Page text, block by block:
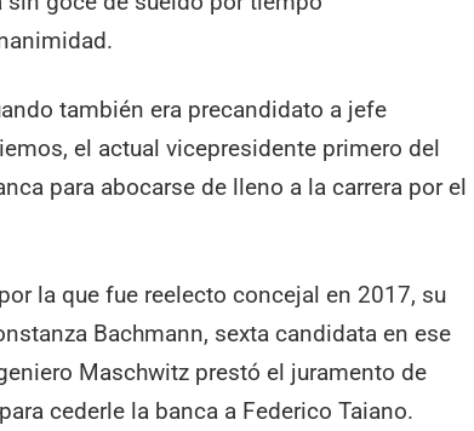
también era precandidato a jefe
el actual vicepresidente primero del
para abocarse de lleno a la carrera por el
la que fue reelecto concejal en 2017, su
Bachmann, sexta candidata en ese
Maschwitz prestó el juramento de
cederle la banca a Federico Taiano.